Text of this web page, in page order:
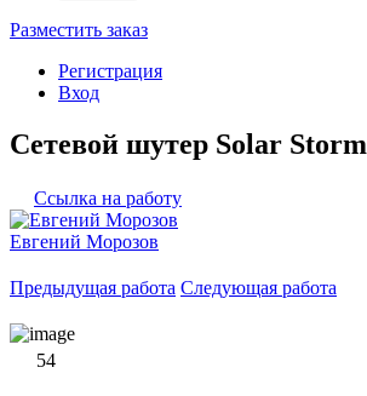
Разместить заказ
Регистрация
Вход
Сетевой шутер Solar Storm
Ссылка на работу
Евгений Морозов
Предыдущая работа Следующая работа
54